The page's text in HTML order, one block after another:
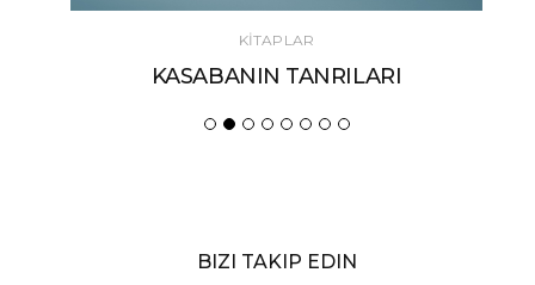
KİTAPLAR
KASABANIN TANRILARI
BIZI TAKIP EDIN